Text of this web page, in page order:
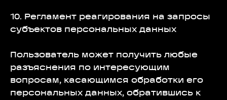
10. Регламент реагирования на запросы
субъектов персональных данных
Пользователь может получить любые
разъяснения по интересующим
вопросам, касающимся обработки его
персональных данных, обратившись к